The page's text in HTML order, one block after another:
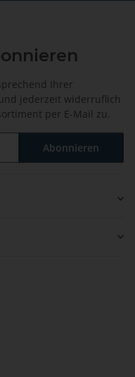
Ihrer
jederzeit widerruflich
per E-Mail zu.
Abonnieren